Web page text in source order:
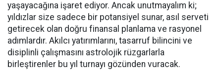
yaşayacağına işaret ediyor. Ancak unutmayalım ki;
yıldızlar size sadece bir potansiyel sunar, asıl serveti
getirecek olan doğru finansal planlama ve rasyonel
adımlardır. Akılcı yatırımlarını, tasarruf bilincini ve
disiplinli çalışmasını astrolojik rüzgarlarla
birleştirenler bu yıl turnayı gözünden vuracak.